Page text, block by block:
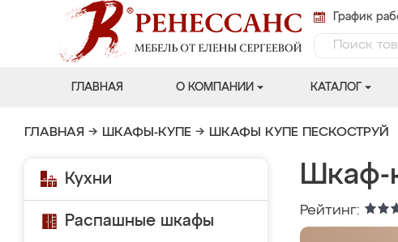
График
ГЛАВНАЯ О КОМПАНИИ КАТАЛОГ
ГЛАВНАЯ → ШКАФЫ-КУПЕ → ШКАФЫ КУПЕ ПЕСКОСТРУЙ
Кухни
Распашные шкафы
Шкаф-
Рейтинг: